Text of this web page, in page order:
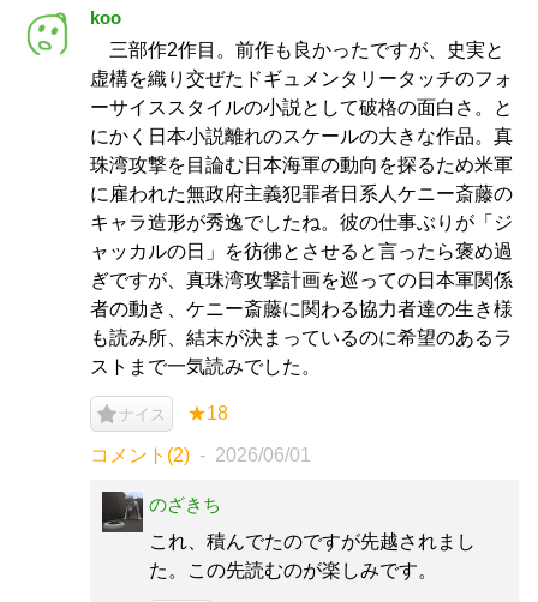
koo
三部作2作目。前作も良かったですが、史実と
虚構を織り交ぜたドギュメンタリータッチのフォ
ーサイススタイルの小説として破格の面白さ。と
にかく日本小説離れのスケールの大きな作品。真
珠湾攻撃を目論む日本海軍の動向を探るため米軍
に雇われた無政府主義犯罪者日系人ケニー斎藤の
キャラ造形が秀逸でしたね。彼の仕事ぶりが「ジ
ャッカルの日」を彷彿とさせると言ったら褒め過
ぎですが、真珠湾攻撃計画を巡っての日本軍関係
者の動き、ケニー斎藤に関わる協力者達の生き様
も読み所、結末が決まっているのに希望のあるラ
ストまで一気読みでした。
ナイス ★18
コメント(2) 2026/06/01
のざきち
これ、積んでたのですが先越されまし
た。この先読むのが楽しみです。